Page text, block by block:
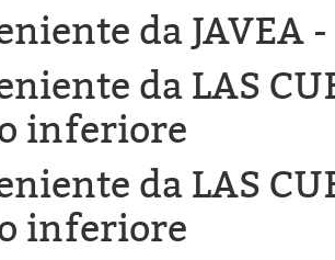
da JAVEA -
da LAS
inferiore
da LAS
inferiore